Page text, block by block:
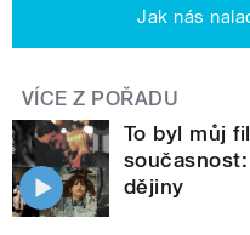
Jak nás
VÍCE Z POŘADU
To byl můj
dějiny